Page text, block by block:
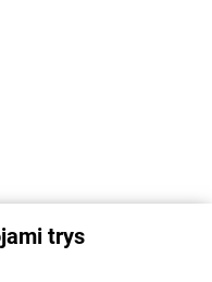
trys